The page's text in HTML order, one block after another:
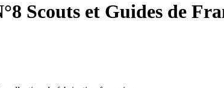
Scouts et Guides de